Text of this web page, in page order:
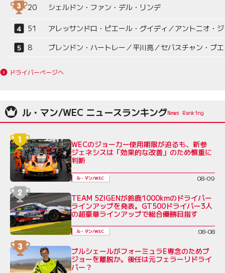
20 シェルドン・ファン・デル・リンデ
51
アレッサンドロ・ピエール・グイディ／アントニオ・
8
ブレンドン・ハートレー／平川亮／セバスチャン・ブ
ドライバーページへ
ル・マン/WEC ニュースランキング
WECのジョーカー使用期限が迫るも、新参
ジェネシスは「効果的な改善」のため慎重に
判断
ル・マン/WEC 08-09
TEAM 5ZIGENが鈴鹿1000kmのドライバー
ラインアップを発表。GT500ドライバー3人
の超豪華ラインアップで総合優勝目指す
ル・マン/WEC 08-08
プルシェールがフォーミュラE専念のためプ
ジョーを離脱か。後任は元フェラーリドライ
バー？